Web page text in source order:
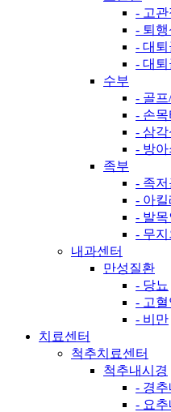
- 고
- 퇴
- 대
- 대퇴
수부
- 골
- 손
- 삼
- 방아
족부
- 족저
- 아
- 발
- 무
내과센터
만성질환
- 당뇨
- 고
- 비만
치료센터
척추치료센터
척추내시경
- 경추
- 요추